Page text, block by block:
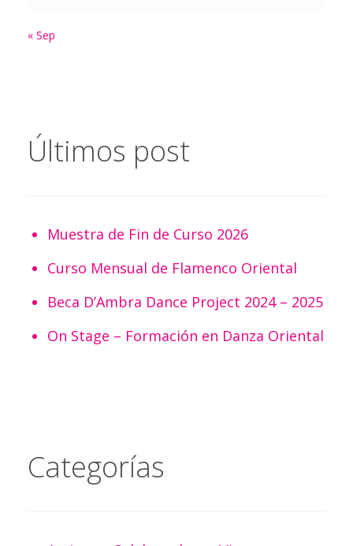
« Sep
Últimos post
Muestra de Fin de Curso 2026
Curso Mensual de Flamenco Oriental
Beca D’Ambra Dance Project 2024 – 2025
On Stage – Formación en Danza Oriental
Categorías